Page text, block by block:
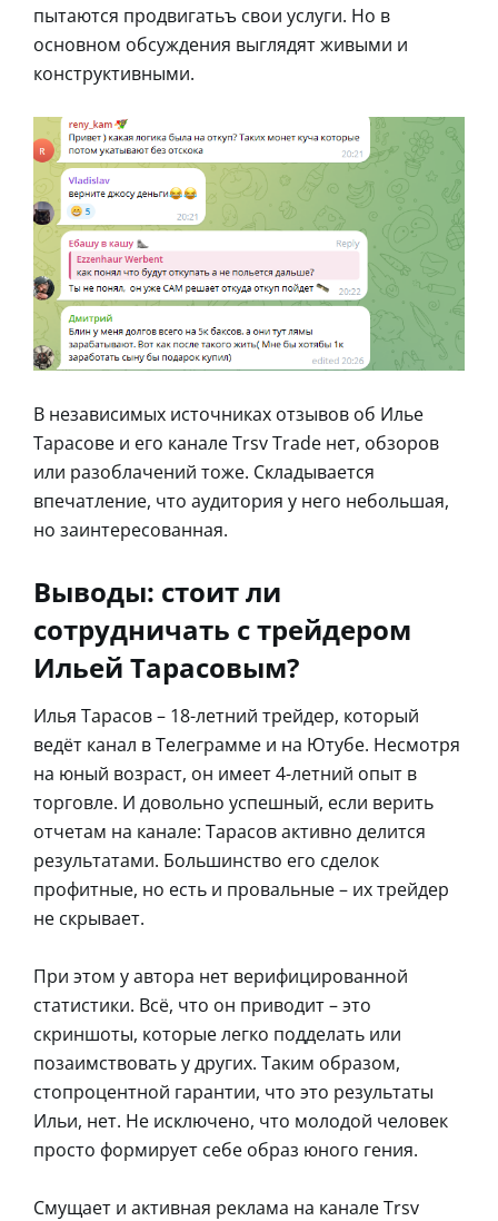
пытаются продвигатьъ свои услуги. Но в
основном обсуждения выглядят живыми и
конструктивными.
В независимых источниках отзывов об Илье
Тарасове и его канале Trsv Trade нет, обзоров
или разоблачений тоже. Складывается
впечатление, что аудитория у него небольшая,
но заинтересованная.
Выводы: стоит ли
сотрудничать с трейдером
Ильей Тарасовым?
Илья Тарасов – 18-летний трейдер, который
ведёт канал в Телеграмме и на Ютубе. Несмотря
на юный возраст, он имеет 4-летний опыт в
торговле. И довольно успешный, если верить
отчетам на канале: Тарасов активно делится
результатами. Большинство его сделок
профитные, но есть и провальные – их трейдер
не скрывает.
При этом у автора нет верифицированной
статистики. Всё, что он приводит – это
скриншоты, которые легко подделать или
позаимствовать у других. Таким образом,
стопроцентной гарантии, что это результаты
Ильи, нет. Не исключено, что молодой человек
просто формирует себе образ юного гения.
Смущает и активная реклама на канале Trsv